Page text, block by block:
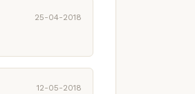
25-04-2018
12-05-2018